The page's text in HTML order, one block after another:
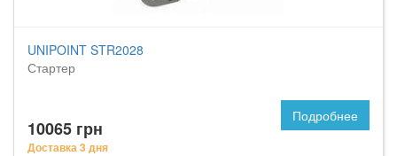
UNIPOINT STR2028
Стартер
10065 грн
Доставка 3 дня
Подробнее